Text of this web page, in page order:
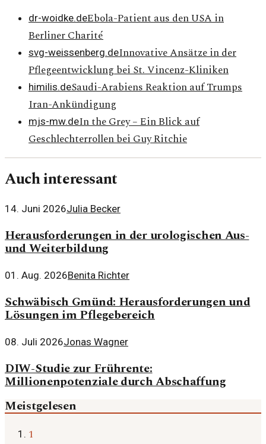
dr-woidke.deEbola-Patient aus den USA in
Berliner Charité
svg-weissenberg.deInnovative Ansätze in der
Pflegeentwicklung bei St. Vincenz-Kliniken
himilis.deSaudi-Arabiens Reaktion auf Trumps
Iran-Ankündigung
mjs-mw.deIn the Grey – Ein Blick auf
Geschlechterrollen bei Guy Ritchie
Auch interessant
14. Juni 2026Julia Becker
Herausforderungen in der urologischen Aus-
und Weiterbildung
01. Aug. 2026Benita Richter
Schwäbisch Gmünd: Herausforderungen und
Lösungen im Pflegebereich
08. Juli 2026Jonas Wagner
DIW-Studie zur Frührente:
Millionenpotenziale durch Abschaffung
Meistgelesen
1